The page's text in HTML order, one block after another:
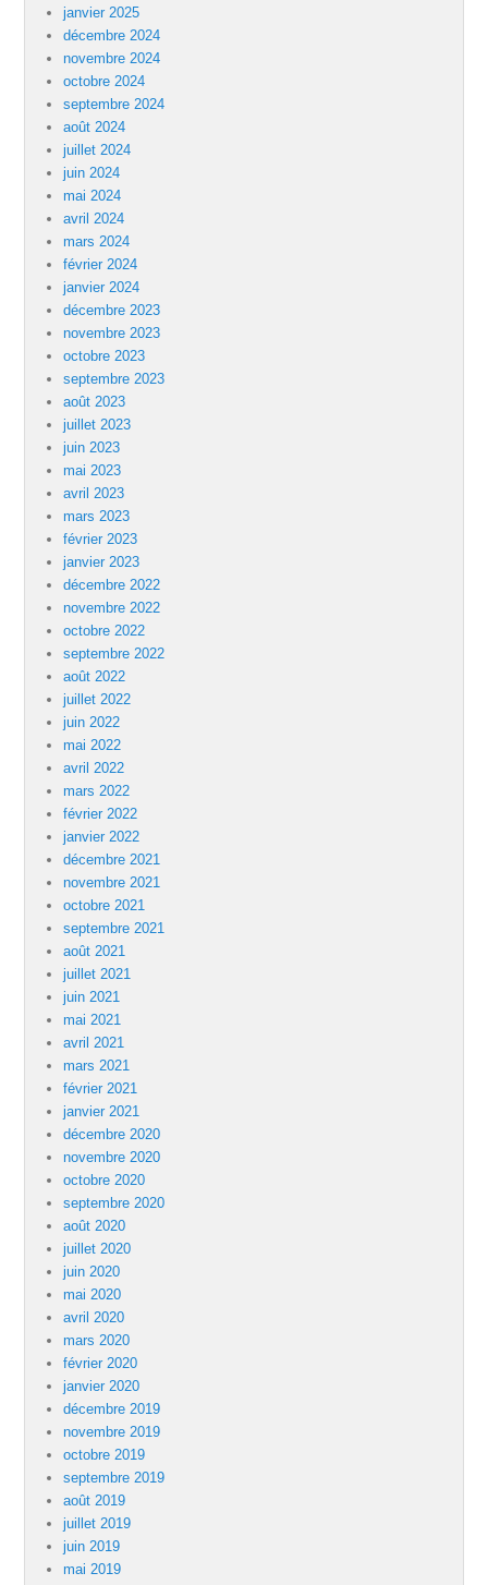
janvier 2025
décembre 2024
novembre 2024
octobre 2024
septembre 2024
août 2024
juillet 2024
juin 2024
mai 2024
avril 2024
mars 2024
février 2024
janvier 2024
décembre 2023
novembre 2023
octobre 2023
septembre 2023
août 2023
juillet 2023
juin 2023
mai 2023
avril 2023
mars 2023
février 2023
janvier 2023
décembre 2022
novembre 2022
octobre 2022
septembre 2022
août 2022
juillet 2022
juin 2022
mai 2022
avril 2022
mars 2022
février 2022
janvier 2022
décembre 2021
novembre 2021
octobre 2021
septembre 2021
août 2021
juillet 2021
juin 2021
mai 2021
avril 2021
mars 2021
février 2021
janvier 2021
décembre 2020
novembre 2020
octobre 2020
septembre 2020
août 2020
juillet 2020
juin 2020
mai 2020
avril 2020
mars 2020
février 2020
janvier 2020
décembre 2019
novembre 2019
octobre 2019
septembre 2019
août 2019
juillet 2019
juin 2019
mai 2019